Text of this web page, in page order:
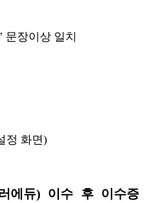
문장이상 일치
정 화면)
에듀) 이수 후 이수증